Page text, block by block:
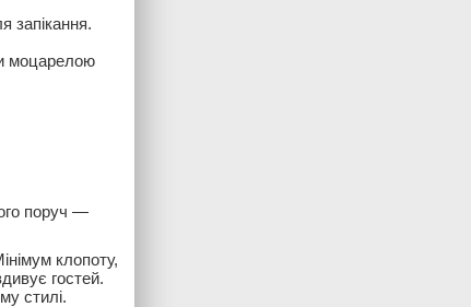
запікання.
моцарелою
поруч —
клопоту,
гостей.
стилі.